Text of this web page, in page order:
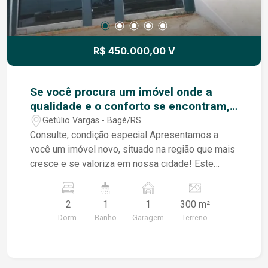
se encontram, pronto para receber novas
histórias e memórias.
R$ 450.000,00 V
Se você procura um imóvel onde a
qualidade e o conforto se encontram,
e em uma localização promissora,
este é o lar dos seus sonhos.
Getúlio Vargas - Bagé/RS
Consulte, condição especial Apresentamos a
você um imóvel novo, situado na região que mais
cresce e se valoriza em nossa cidade! Este
aconchegantes, uma sala espaçosa com lareira,
perfeita para criar memórias calorosas, além de
uma cozinha prática e moderna. A garagem
2
Dorm.
1
Banho
1
Garagem
300 m²
Terreno